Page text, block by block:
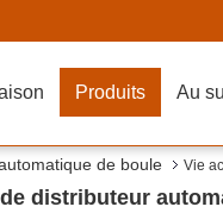
Produits Au
de boule Vie
distributeur